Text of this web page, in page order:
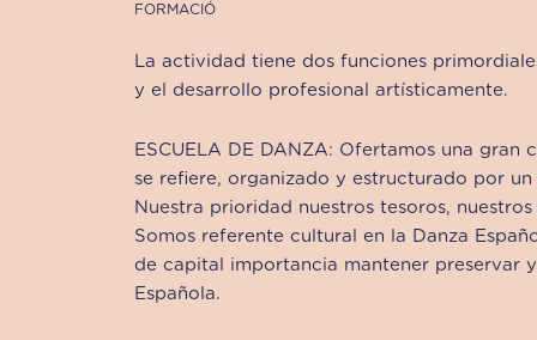
FORMACIÓ
La actividad tiene dos funciones
y el desarrollo profesional artísticamente.
ESCUELA DE DANZA: Ofertamos una
se refiere, organizado y estructurado por
Nuestra prioridad nuestros tesoros, nuestros
Somos referente cultural en la Danza
de capital importancia mantener preservar
Española.